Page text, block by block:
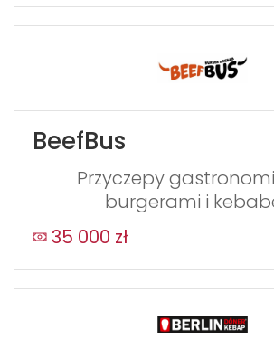
BeefBus
Przyczepy
burgerami i
35 000 zł